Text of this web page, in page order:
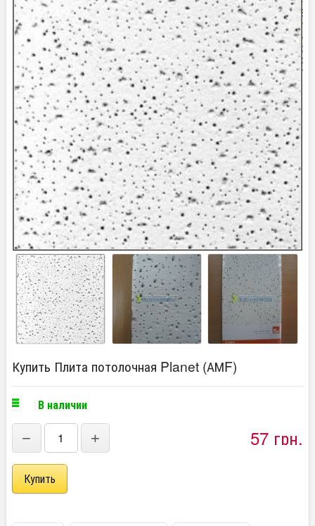
Купить Плита потолочная Planet (АМF)
В наличии
− + 57 грн.